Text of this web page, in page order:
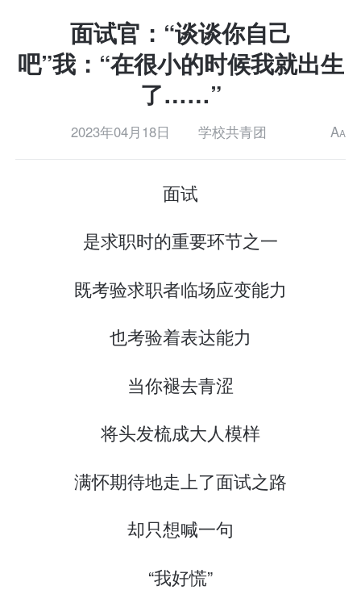
面试官：“谈谈你自己
吧”我：“在很小的时候我就出生
了……”
2023年04月18日 学校共青团 AA
面试
是求职时的重要环节之一
既考验求职者临场应变能力
也考验着表达能力
当你褪去青涩
将头发梳成大人模样
满怀期待地走上了面试之路
却只想喊一句
“我好慌”